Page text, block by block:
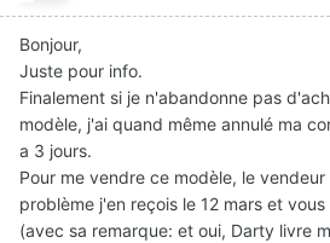
Bonjour,
Juste pour info.
Finalement si je n'abandonne pas
modèle, j'ai quand même annulé ma
a 3 jours.
Pour me vendre ce modèle, le
problème j'en reçois le 12 mars et
(avec sa remarque: et oui, Darty livre